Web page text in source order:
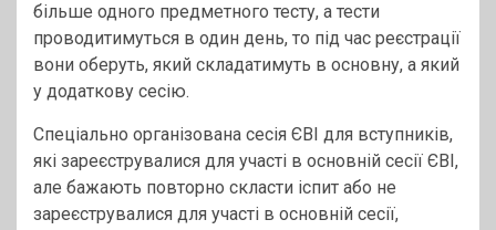
більше одного предметного тесту, а тести
проводитимуться в один день, то під час реєстрації
вони оберуть, який складатимуть в основну, а який
у додаткову сесію.
Спеціально організована сесія ЄВІ для вступників,
які зареєструвалися для участі в основній сесії ЄВІ,
але бажають повторно скласти іспит або не
зареєструвалися для участі в основній сесії,